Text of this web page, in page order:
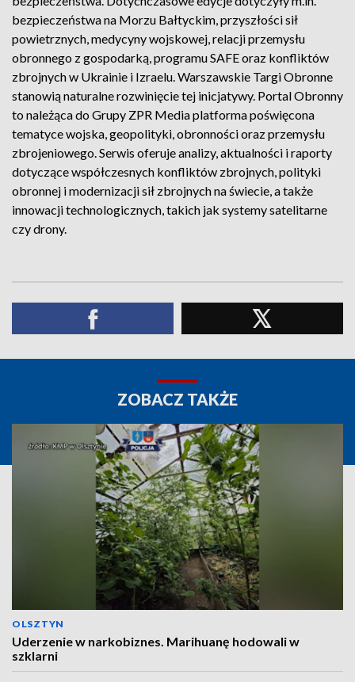
bezpieczeństwa na Morzu Bałtyckim, przyszłości sił
powietrznych, medycyny wojskowej, relacji przemysłu
obronnego z gospodarką, programu SAFE oraz konfliktów
zbrojnych w Ukrainie i Izraelu. Warszawskie Targi Obronne
stanowią naturalne rozwinięcie tej inicjatywy. Portal Obronny
to należąca do Grupy ZPR Media platforma poświęcona
tematyce wojska, geopolityki, obronności oraz przemysłu
zbrojeniowego. Serwis oferuje analizy, aktualności i raporty
dotyczące współczesnych konfliktów zbrojnych, polityki
obronnej i modernizacji sił zbrojnych na świecie, a także
innowacji technologicznych, takich jak systemy satelitarne
czy drony.
ZOBACZ TAKŻE
OLSZTYN
Uderzenie w narkobiznes. Marihuanę hodowali w
szklarni